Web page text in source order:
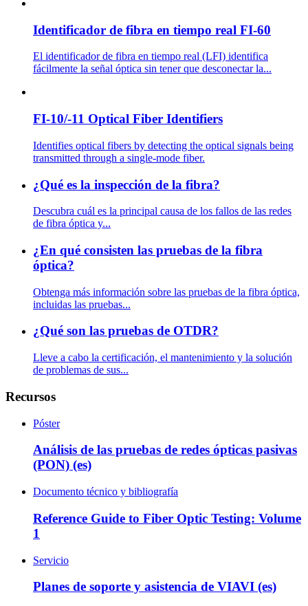
Identificador de fibra en tiempo real FI-60
El identificador de fibra en tiempo real (LFI) identifica
fácilmente la señal óptica sin tener que desconectar la...
FI-10/-11 Optical Fiber Identifiers
Identifies optical fibers by detecting the optical signals being
transmitted through a single-mode fiber.
¿Qué es la inspección de la fibra?
Descubra cuál es la principal causa de los fallos de las redes
de fibra óptica y...
¿En qué consisten las pruebas de la fibra
óptica?
Obtenga más información sobre las pruebas de la fibra óptica,
incluidas las pruebas...
¿Qué son las pruebas de OTDR?
Lleve a cabo la certificación, el mantenimiento y la solución
de problemas de sus...
Recursos
Póster
Análisis de las pruebas de redes ópticas pasivas
(PON) (es)
Documento técnico y bibliografía
Reference Guide to Fiber Optic Testing: Volume
1
Servicio
Planes de soporte y asistencia de VIAVI (es)